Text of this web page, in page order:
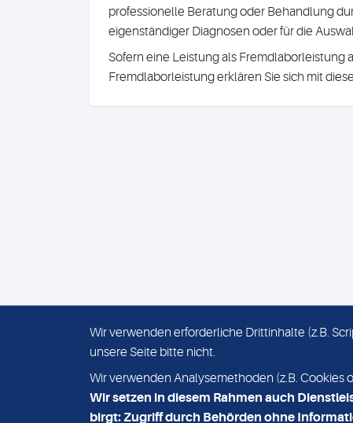
professionelle Beratung oder Behandlung
eigenständiger Diagnosen oder für die
Sofern eine Leistung als Fremdlaborleistung
Fremdlaborleistung erklären Sie sich mit
IMPRESSUM
Wir verwenden erforderliche Drittinhalte (z.B.
unsere Seite bitte nicht.
Wir verwenden Analysemethoden (z.B. Cookies
Wir setzen in diesem Rahmen auch
birgt: Zugriff durch Behörden ohne